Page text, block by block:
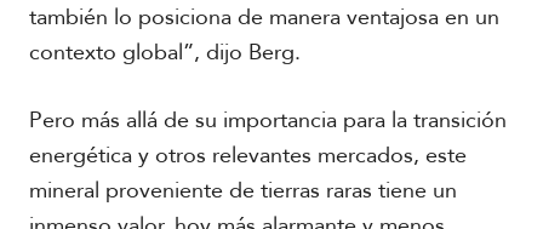
también lo posiciona de manera ventajosa en un
contexto global”, dijo Berg.
Pero más allá de su importancia para la transición
energética y otros relevantes mercados, este
mineral proveniente de tierras raras tiene un